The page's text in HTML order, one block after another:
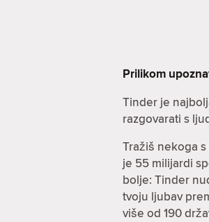
Prilikom
Tinder je
razgovarati s
Tražiš nekoga
je 55 milijardi
bolje: Tinder
tvoju ljubav
više od 190